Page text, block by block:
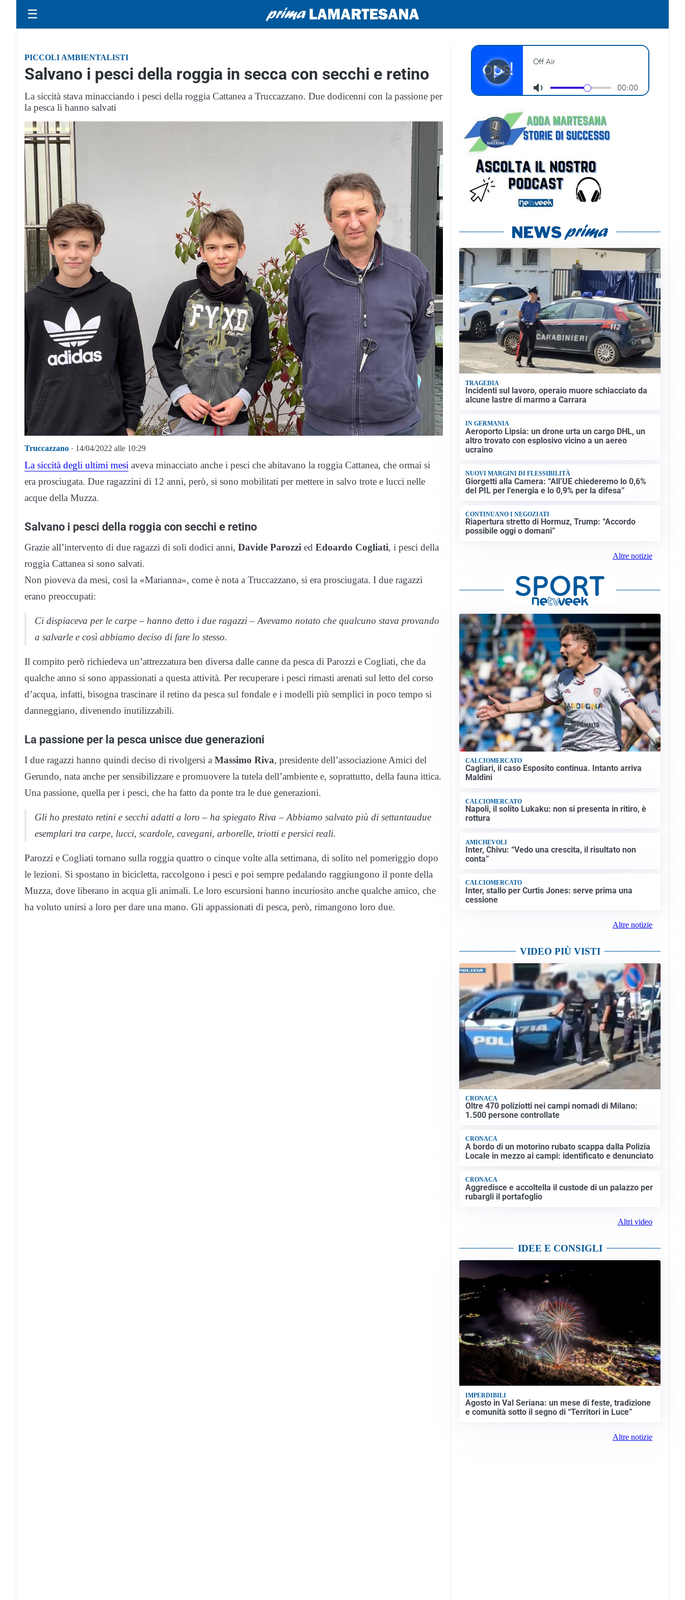
☰
PICCOLI AMBIENTALISTI
Salvano i pesci della roggia in secca con secchi e retino
La siccità stava minacciando i pesci della roggia Cattanea a Truccazzano. Due dodicenni con la passione per
la pesca li hanno salvati
Truccazzano · 14/04/2022 alle 10:29
La siccità degli ultimi mesi aveva minacciato anche i pesci che abitavano la roggia Cattanea, che ormai si
era prosciugata. Due ragazzini di 12 anni, però, si sono mobilitati per mettere in salvo trote e lucci nelle
acque della Muzza.
Salvano i pesci della roggia con secchi e retino
Grazie all’intervento di due ragazzi di soli dodici anni, Davide Parozzi ed Edoardo Cogliati, i pesci della
roggia Cattanea si sono salvati.
Non pioveva da mesi, così la «Marianna», come è nota a Truccazzano, si era prosciugata. I due ragazzi
erano preoccupati:
Ci dispiaceva per le carpe – hanno detto i due ragazzi – Avevamo notato che qualcuno stava provando
a salvarle e così abbiamo deciso di fare lo stesso.
Il compito però richiedeva un’attrezzatura ben diversa dalle canne da pesca di Parozzi e Cogliati, che da
qualche anno si sono appassionati a questa attività. Per recuperare i pesci rimasti arenati sul letto del corso
d’acqua, infatti, bisogna trascinare il retino da pesca sul fondale e i modelli più semplici in poco tempo si
danneggiano, divenendo inutilizzabili.
La passione per la pesca unisce due generazioni
I due ragazzi hanno quindi deciso di rivolgersi a Massimo Riva, presidente dell’associazione Amici del
Gerundo, nata anche per sensibilizzare e promuovere la tutela dell’ambiente e, soprattutto, della fauna ittica.
Una passione, quella per i pesci, che ha fatto da ponte tra le due generazioni.
Gli ho prestato retini e secchi adatti a loro – ha spiegato Riva – Abbiamo salvato più di settantaudue
esemplari tra carpe, lucci, scardole, cavegani, arborelle, triotti e persici reali.
Parozzi e Cogliati tornano sulla roggia quattro o cinque volte alla settimana, di solito nel pomeriggio dopo
le lezioni. Si spostano in bicicletta, raccolgono i pesci e poi sempre pedalando raggiungono il ponte della
Muzza, dove liberano in acqua gli animali. Le loro escursioni hanno incuriosito anche qualche amico, che
ha voluto unirsi a loro per dare una mano. Gli appassionati di pesca, però, rimangono loro due.
TRAGEDIA
Incidenti sul lavoro, operaio muore schiacciato da
alcune lastre di marmo a Carrara
IN GERMANIA
Aeroporto Lipsia: un drone urta un cargo DHL, un
altro trovato con esplosivo vicino a un aereo
ucraino
NUOVI MARGINI DI FLESSIBILITÀ
Giorgetti alla Camera: “All’UE chiederemo lo 0,6%
del PIL per l’energia e lo 0,9% per la difesa”
CONTINUANO I NEGOZIATI
Riapertura stretto di Hormuz, Trump: “Accordo
possibile oggi o domani”
Altre notizie
CALCIOMERCATO
Cagliari, il caso Esposito continua. Intanto arriva
Maldini
CALCIOMERCATO
Napoli, il solito Lukaku: non si presenta in ritiro, è
rottura
AMICHEVOLI
Inter, Chivu: “Vedo una crescita, il risultato non
conta”
CALCIOMERCATO
Inter, stallo per Curtis Jones: serve prima una
cessione
Altre notizie
VIDEO PIÙ VISTI
CRONACA
Oltre 470 poliziotti nei campi nomadi di Milano:
1.500 persone controllate
CRONACA
A bordo di un motorino rubato scappa dalla Polizia
Locale in mezzo ai campi: identificato e denunciato
CRONACA
Aggredisce e accoltella il custode di un palazzo per
rubargli il portafoglio
Altri video
IDEE E CONSIGLI
IMPERDIBILI
Agosto in Val Seriana: un mese di feste, tradizione
e comunità sotto il segno di “Territori in Luce”
Altre notizie